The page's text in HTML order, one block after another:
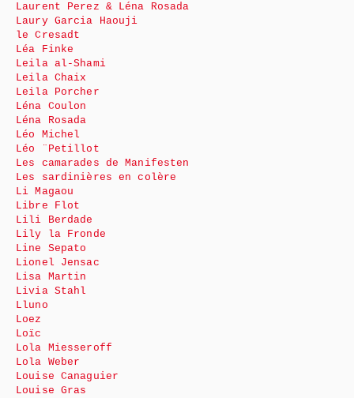
Laurent Perez & Léna Rosada
Laury Garcia Haouji
le Cresadt
Léa Finke
Leila al-Shami
Leila Chaix
Leila Porcher
Léna Coulon
Léna Rosada
Léo Michel
Léo ¨Petillot
Les camarades de Manifesten
Les sardinières en colère
Li Magaou
Libre Flot
Lili Berdade
Lily la Fronde
Line Sepato
Lionel Jensac
Lisa Martin
Livia Stahl
Lluno
Loez
Loïc
Lola Miesseroff
Lola Weber
Louise Canaguier
Louise Gras